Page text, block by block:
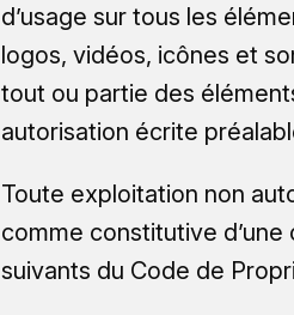
d’usage sur tous les
logos, vidéos, icônes et
tout ou partie des
autorisation écrite
Toute exploitation non
comme constitutive
suivants du Code de